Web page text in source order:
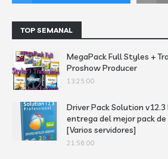
TOP SEMANAL
MegaPack Full Styles +
Proshow Producer
13:25:00
Driver Pack Solution
entrega del mejor pack
[Varios servidores]
21:56:00